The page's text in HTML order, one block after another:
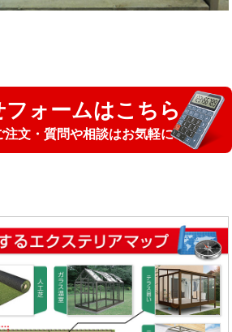
フォームはこちら
注文・質問や相談はお気軽に